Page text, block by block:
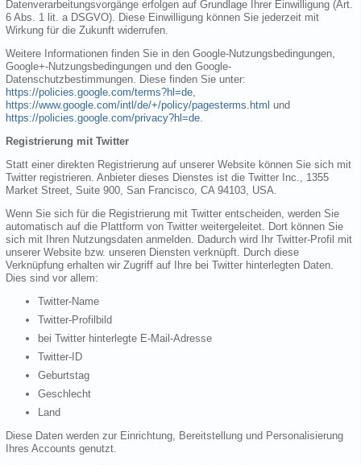
Datenverarbeitungsvorgänge erfolgen auf Grundlage Ihrer Einwilligung (Art.
6 Abs. 1 lit. a DSGVO). Diese Einwilligung können Sie jederzeit mit
Wirkung für die Zukunft widerrufen.
Weitere Informationen finden Sie in den Google-Nutzungsbedingungen,
Google+-Nutzungsbedingungen und den Google-
Datenschutzbestimmungen. Diese finden Sie unter:
https://policies.google.com/terms?hl=de,
https://www.google.com/intl/de/+/policy/pagesterms.html und
https://policies.google.com/privacy?hl=de.
Registrierung mit Twitter
Statt einer direkten Registrierung auf unserer Website können Sie sich mit
Twitter registrieren. Anbieter dieses Dienstes ist die Twitter Inc., 1355
Market Street, Suite 900, San Francisco, CA 94103, USA.
Wenn Sie sich für die Registrierung mit Twitter entscheiden, werden Sie
automatisch auf die Plattform von Twitter weitergeleitet. Dort können Sie
sich mit Ihren Nutzungsdaten anmelden. Dadurch wird Ihr Twitter-Profil mit
unserer Website bzw. unseren Diensten verknüpft. Durch diese
Verknüpfung erhalten wir Zugriff auf Ihre bei Twitter hinterlegten Daten.
Dies sind vor allem:
Twitter-Name
Twitter-Profilbild
bei Twitter hinterlegte E-Mail-Adresse
Twitter-ID
Geburtstag
Geschlecht
Land
Diese Daten werden zur Einrichtung, Bereitstellung und Personalisierung
Ihres Accounts genutzt.